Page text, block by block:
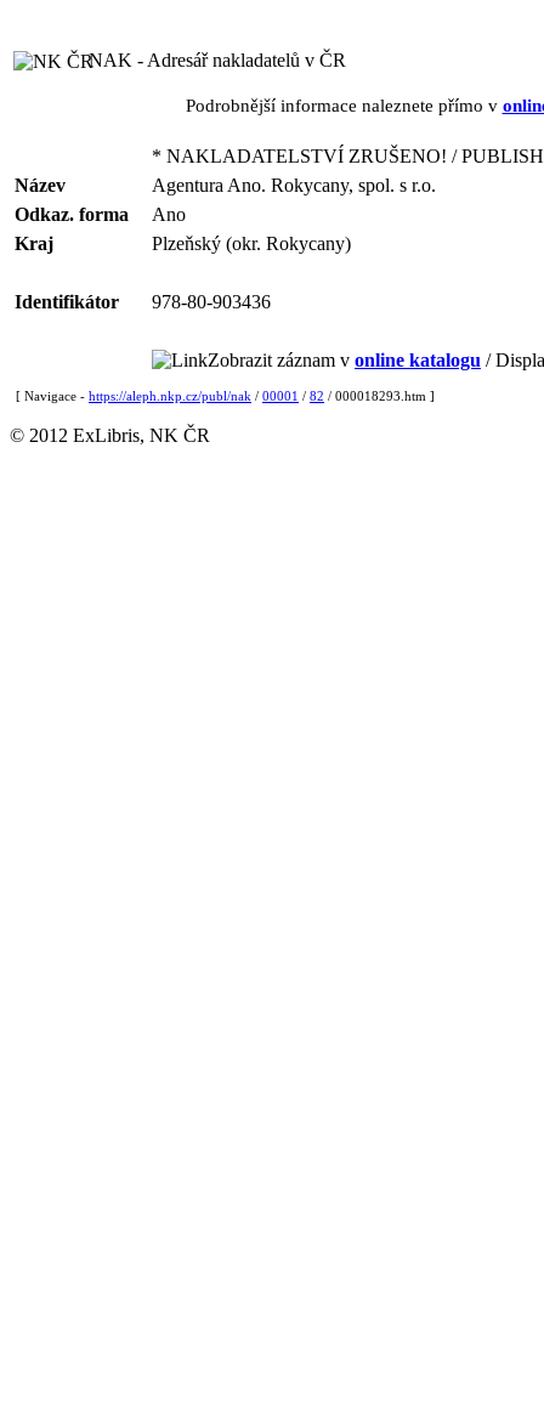
NAK - Adresář nakladatelů v ČR
Podrobnější informace naleznete přímo v
* NAKLADATELSTVÍ ZRUŠENO! /
Název
Agentura Ano. Rokycany, spol. s r.o.
Odkaz. forma
Ano
Kraj
Plzeňský (okr. Rokycany)
Identifikátor 978-80-903436
Zobrazit záznam v online katalogu /
[ Navigace - https://aleph.nkp.cz/publ/nak / 00001 / 82 / 000018293.htm ]
© 2012 ExLibris, NK ČR